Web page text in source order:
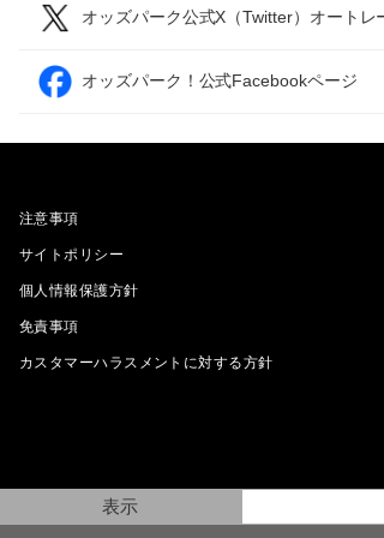
オッズパーク公式X（Twitter）オートレ
オッズパーク！公式Facebookページ
注意事項
サイトポリシー
個人情報保護方針
免責事項
カスタマーハラスメントに対する方針
表示